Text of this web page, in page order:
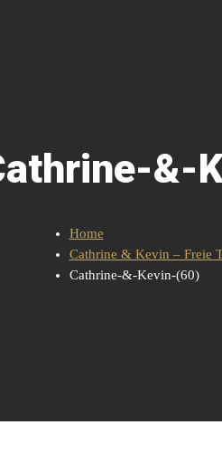
&-
Home
Cathrine & Kevin – Freie
Cathrine-&-Kevin-(60)